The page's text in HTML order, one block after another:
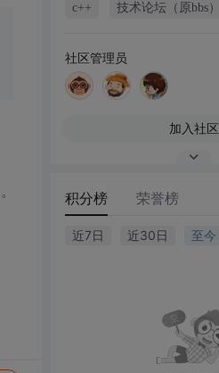
c++ 技术论坛（原bbs）
社区管理员
加入社区
积分榜 荣誉榜
近7日 近30日 至今